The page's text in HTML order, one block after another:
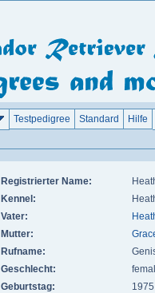
Testpedigree Standard Hilfe
Registrierter Name:
Kennel:
Vater:
Mutter:
Rufname:
Geschlecht:
Geburtstag:
1975